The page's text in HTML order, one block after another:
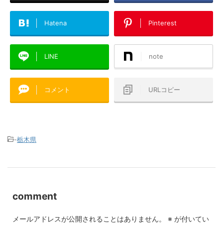
Hatena Pinterest
LINE note
コメント URLコピー
-栃木県
comment
メールアドレスが公開されることはありません。 ※ が付いてい